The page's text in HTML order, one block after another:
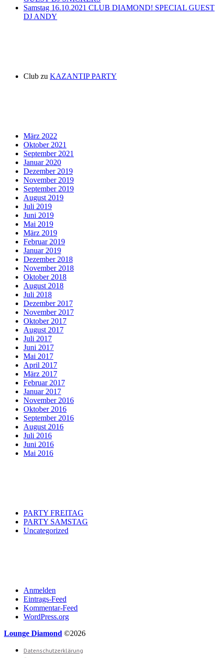
Samstag 16.10.2021 CLUB DIAMOND! SPECIAL GUEST
DJ ANDY
Club zu KAZANTIP PARTY
März 2022
Oktober 2021
September 2021
Januar 2020
Dezember 2019
November 2019
September 2019
August 2019
Juli 2019
Juni 2019
Mai 2019
März 2019
Februar 2019
Januar 2019
Dezember 2018
November 2018
Oktober 2018
August 2018
Juli 2018
Dezember 2017
November 2017
Oktober 2017
August 2017
Juli 2017
Juni 2017
Mai 2017
April 2017
März 2017
Februar 2017
Januar 2017
November 2016
Oktober 2016
September 2016
August 2016
Juli 2016
Juni 2016
Mai 2016
PARTY FREITAG
PARTY SAMSTAG
Uncategorized
Anmelden
Eintrags-Feed
Kommentar-Feed
WordPress.org
Lounge Diamond ©2026
Datenschutzerklärung